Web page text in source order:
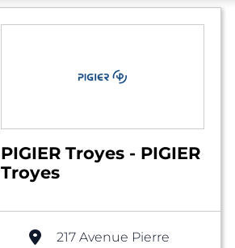
PIGIER Troyes - PIGIER
Troyes
217 Avenue Pierre